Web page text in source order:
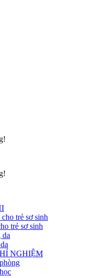
trẻ sơ sinh
trẻ sơ sinh
da
NGHIỆM